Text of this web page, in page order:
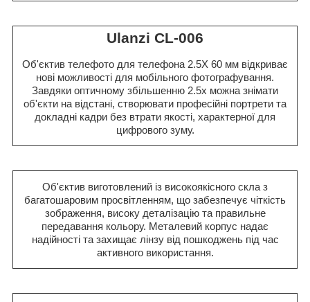
Ulanzi CL-006
Об'єктив телефото для телефона 2.5X 60 мм відкриває
нові можливості для мобільного фотографування.
Завдяки оптичному збільшенню 2.5x можна знімати
об'єкти на відстані, створювати професійні портрети та
докладні кадри без втрати якості, характерної для
цифрового зуму.
Об'єктив виготовлений із високоякісного скла з
багатошаровим просвітленням, що забезпечує чіткість
зображення, високу деталізацію та правильне
передавання кольору. Металевий корпус надає
надійності та захищає лінзу від пошкоджень під час
активного використання.